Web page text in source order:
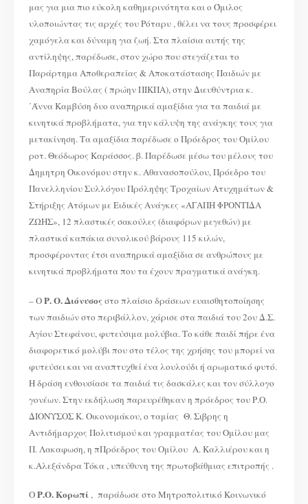
μας για μια πιο εύκολη καθημερινότητα και ο Όμιλος
υλοποιώντας τις αρχές του Ρόταρυ , θέλει να τους προσφέρει
χαμόγελα και δύναμη για ζωή. Στα πλαίσια αυτής της
αντίληψης, παρέδωσε, στον χώρο που στεγάζεται το
Παράρτημα Αποθεραπείας & Αποκατάστασης Παιδιών με
Αναπηρία Βούλας ( πρώην ΠΙΚΠΑ), στην Διευθύντρια κ.
΄Άννα Καμβύση δυο αναπηρικά αμαξίδια για τα παιδιά με
κινητικά προβλήματα, για την κάλυψη της ανάγκης τους για
μετακίνηση. Τα αμαξίδια παρέδωσε ο Πρόεδρος του Ομίλου
ροτ. Θεόδωρος Καράσσος. β. Παρέδωσε μέσω του μέλους του
Δημητρη Οικονόμου στην κ. Αθανασοπούλου, Πρόεδρο του
Πανελληνίου Συλλόγου Πρόληψης Τροχαίων Ατυχημάτων &
Στήριξης Ατόμων με Ειδικές Ανάγκες «ΑΓΑΠΗ ΦΡΟΝΤΙΔΑ
ΖΩΗΣ», 12 πλαστικές σακούλες (διαφόρων μεγεθών) με
πλαστικά καπάκια συνολικού βάρους 115 κιλών,
προσφέροντας έτσι αναπηρικά αμαξίδια σε ανθρώπους με
κινητικά προβλήματα που τα έχουν πραγματικά ανάγκη.
– ΟΡ. Ο. Διόνυσοςστο πλαίσιο δράσεων ευαισθητοποίησης
των παιδιών στο περιβάλλον, χάρισε στα παιδιά του 2ου Δ.Σ.
Αγίου Στεφάνου, φυτεύσιμα μολύβια. Το κάθε παιδί πήρε ένα
διαφορετικό μολύβι που στο τέλος της χρήσης του μπορεί να
φυτεύσει και να αναπτυχθεί ένα λουλούδι ή αρωματικό φυτό.
Η δράση ενθουσίασε τα παιδιά τις δασκάλες και τον σύλλογο
γονέων. Στην εκδήλωση παρευρέθηκαν η πρόεδρος του Ρ.Ο.
ΔΙΟΝΥΣΟΣ Κ. Οικονομάκου, ο ταμίας Θ. Σιβρης η
Αντιδήμαρχος Πολιτισμού και γραμματέας του Ομίλου μας
Π. Λακαφωση, η πΠρόεδρος του Ομίλου Α. Καλλιέρου και η
κ.Αλεξάνδρα Τόκα , υπεύθυνη της πρωτοβάθμιας επιτροπής .
ΟΡ.Ο. Κορωπί, παράδωσε στο Μητροπολιτικό Κοινωνικό